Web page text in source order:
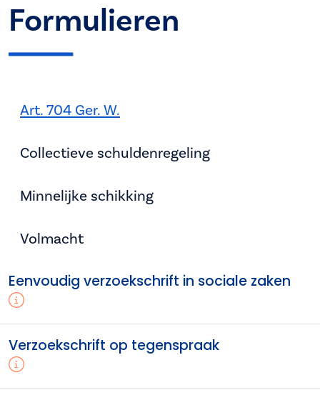
Formulieren
Art. 704 Ger. W.
Collectieve schuldenregeling
Minnelijke schikking
Volmacht
Eenvoudig verzoekschrift in sociale zaken
Verzoekschrift op tegenspraak